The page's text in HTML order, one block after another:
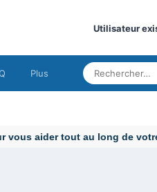
Utilisateur
Plus